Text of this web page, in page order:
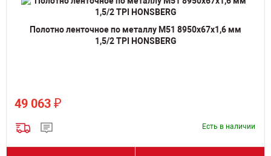
Полотно ленточное по металлу M51 8950х67х1,6 мм
1,5/2 TPI HONSBERG
49 063 ₽
Есть в наличии